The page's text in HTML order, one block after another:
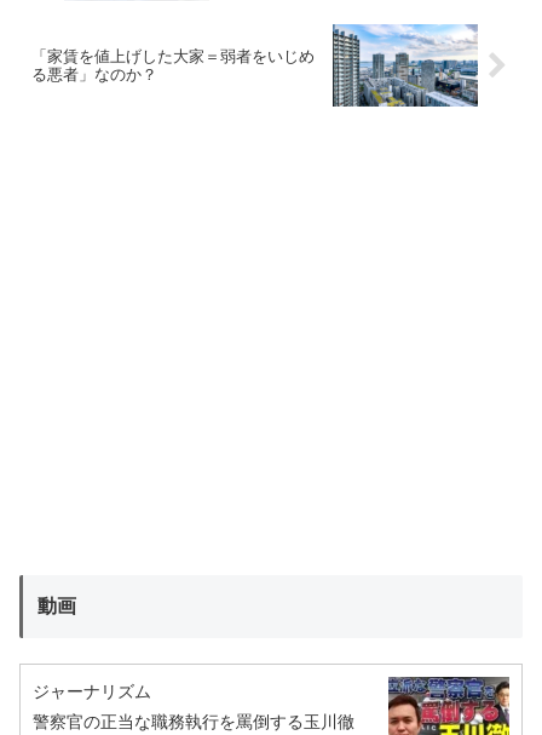
「家賃を値上げした大家＝弱者をいじめ
る悪者」なのか？
動画
ジャーナリズム
警察官の正当な職務執行を罵倒する玉川徹